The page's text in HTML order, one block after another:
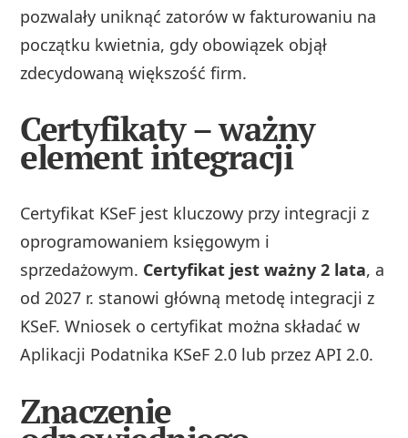
pozwalały uniknąć zatorów w fakturowaniu na
początku kwietnia, gdy obowiązek objął
zdecydowaną większość firm.
Certyfikaty – ważny
element integracji
Certyfikat KSeF jest kluczowy przy integracji z
oprogramowaniem księgowym i
sprzedażowym. Certyfikat jest ważny 2 lata, a
od 2027 r. stanowi główną metodę integracji z
KSeF. Wniosek o certyfikat można składać w
Aplikacji Podatnika KSeF 2.0 lub przez API 2.0.
Znaczenie